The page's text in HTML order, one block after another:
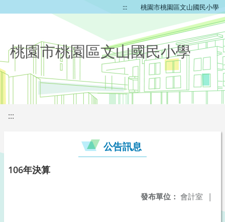
::: 桃園市桃園區文山國民小學
桃園市桃園區文山國民小學
:::
公告訊息
106年決算
發布單位： 會計室 |